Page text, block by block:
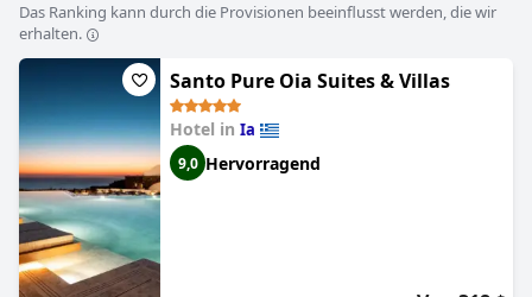
boutique-stil,hotels mit pool,hotels mit all inclusive
angeboten
hotels,hotels direkt am strand
günstige hotels.
Das Ranking kann durch die Provisionen beeinflusst werden, die wir
erhalten.
Santo Pure Oia Suites & Villas
Hotel in Ia
9,0 Hervorragend